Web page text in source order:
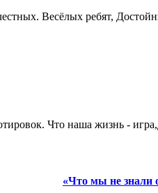
Весёлых ребят,
Что наша жизнь -
«Что мы не знали